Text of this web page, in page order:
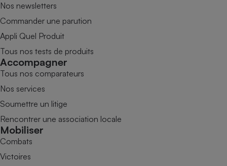
Nos newsletters
Commander une parution
Appli Quel Produit
Tous nos tests de produits
Accompagner
Tous nos comparateurs
Nos services
Soumettre un litige
Rencontrer une association locale
Mobiliser
Combats
Victoires